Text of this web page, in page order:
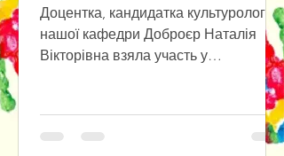
Університеті Вроцлава
Доцентка, кандидатка культурології
нашої кафедри Доброєр Наталія
Вікторівна взяла участь у
науковій конференції «Przyszłość już
tu jest. Polska–Ukraina–Europa: Nowy